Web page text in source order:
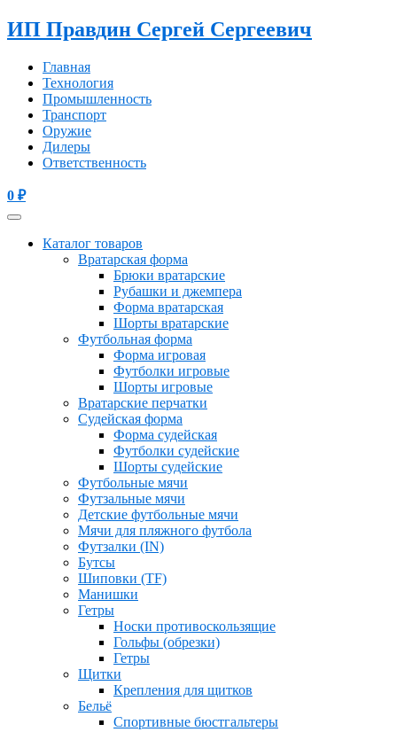
ИП Правдин Сергей Сергеевич
Главная
Технология
Промышленность
Транспорт
Оружие
Дилеры
Ответственность
0 ₽
Каталог товаров
Вратарская форма
Брюки вратарские
Рубашки и джемпера
Форма вратарская
Шорты вратарские
Футбольная форма
Форма игровая
Футболки игровые
Шорты игровые
Вратарские перчатки
Судейская форма
Форма судейская
Футболки судейские
Шорты судейские
Футбольные мячи
Футзальные мячи
Детские футбольные мячи
Мячи для пляжного футбола
Футзалки (IN)
Бутсы
Шиповки (TF)
Манишки
Гетры
Носки противоскользящие
Гольфы (обрезки)
Гетры
Щитки
Крепления для щитков
Бельё
Спортивные бюстгальтеры